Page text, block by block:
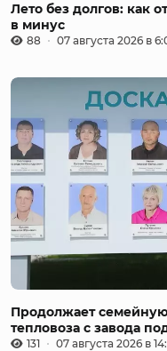
Лето без долгов: как
в минус
88 07 августа 2026 в
Продолжает
тепловоза с завода
131 07 августа 2026 в